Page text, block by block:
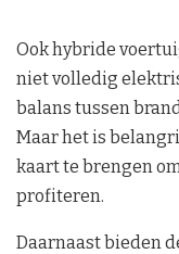
Ook hybride
niet volledig
balans tussen
Maar het is
kaart te brengen
profiteren.
Daarnaast bieden